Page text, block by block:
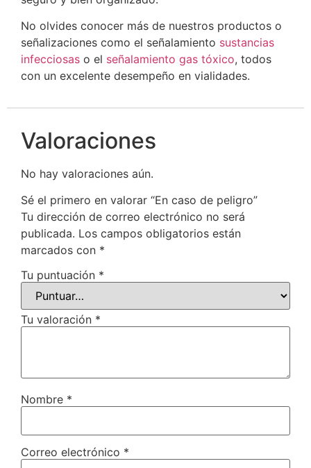
No olvides conocer más de nuestros productos o
señalizaciones como el señalamiento sustancias
infecciosas o el señalamiento gas tóxico, todos
con un excelente desempeño en vialidades.
Valoraciones
No hay valoraciones aún.
Sé el primero en valorar “En caso de peligro”
Tu dirección de correo electrónico no será
publicada. Los campos obligatorios están
marcados con *
Tu puntuación *
Tu valoración *
Nombre *
Correo electrónico *